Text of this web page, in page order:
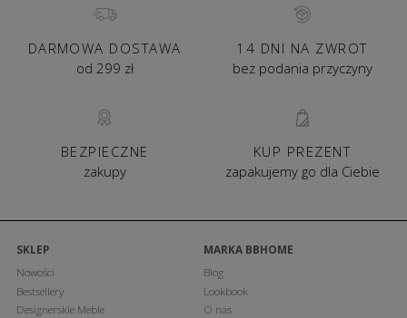
DARMOWA DOSTAWA
od 299 zł
14 DNI NA ZWROT
bez podania przyczyny
BEZPIECZNE
zakupy
KUP PREZENT
zapakujemy go dla Ciebie
SKLEP
Nowości
Bestsellery
Designerskie Meble
MARKA BBHOME
Blog
Lookbook
O nas